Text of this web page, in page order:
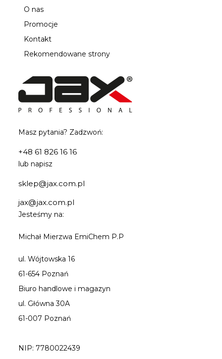
O nas
Promocje
Kontakt
Rekomendowane strony
Masz pytania? Zadzwoń:
+48 61 826 16 16
lub napisz
sklep@jax.com.pl
jax@jax.com.pl
Jesteśmy na:
Michał Mierzwa EmiChem P.P
ul. Wójtowska 16
61-654 Poznań
Biuro handlowe i magazyn
ul. Główna 30A
61-007 Poznań
NIP: 7780022439